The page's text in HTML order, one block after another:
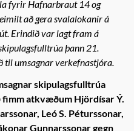
fyrir Hafnarbraut 14 og
að gera svalalokanir á
Erindið var lagt fram á
þann 21.
til umsagnar verkefnastjóra.
skipulagsfulltrúa
fimm atkvæðum Hjördísar Ý.
Leó S. Péturssonar,
Gunnarssonar gegn